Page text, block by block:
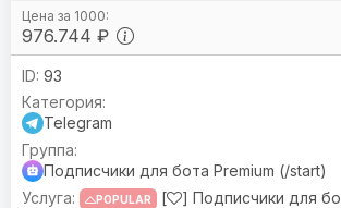
976.744 ₽
93
Telegram
Подписчики для бота Premium (/start)
POPULAR [
] Подписчики для